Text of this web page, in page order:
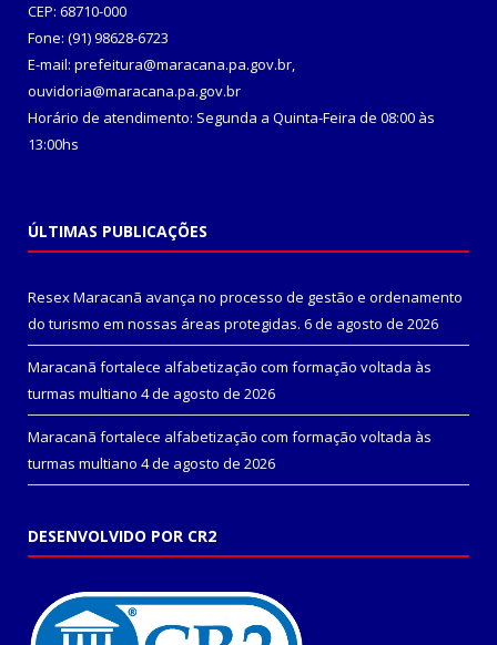
CEP: 68710-000
Fone: (91) 98628-6723
E-mail: prefeitura@maracana.pa.gov.br,
ouvidoria@maracana.pa.gov.br
Horário de atendimento: Segunda a Quinta-Feira de 08:00 às
13:00hs
ÚLTIMAS PUBLICAÇÕES
Resex Maracanã avança no processo de gestão e ordenamento
do turismo em nossas áreas protegidas. 6 de agosto de 2026
Maracanã fortalece alfabetização com formação voltada às
turmas multiano 4 de agosto de 2026
Maracanã fortalece alfabetização com formação voltada às
turmas multiano 4 de agosto de 2026
DESENVOLVIDO POR CR2